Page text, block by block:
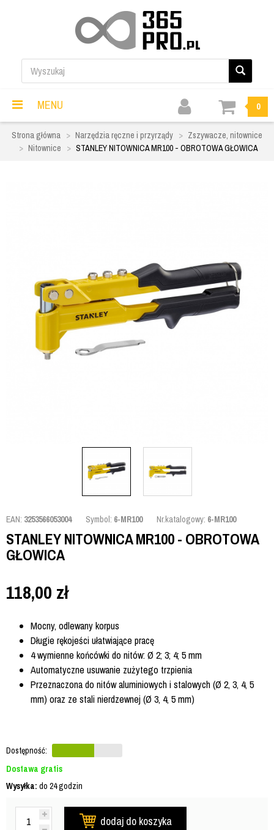
MENU 0
Strona główna Narzędzia ręczne i przyrządy
Zszywacze, nitownice
Nitownice
STANLEY NITOWNICA MR100 - OBROTOWA GŁOWICA
EAN: 3253566053004 Symbol: 6-MR100 Nr.katalogowy: 6-MR100
STANLEY NITOWNICA MR100 - OBROTOWA
GŁOWICA
118,00 zł
Mocny, odlewany korpus
Długie rękojeści ułatwiające pracę
4 wymienne końcówki do nitów: Ø 2; 3; 4; 5 mm
Automatyczne usuwanie zużytego trzpienia
Przeznaczona do nitów aluminiowych i stalowych (Ø 2, 3, 4, 5
mm) oraz ze stali nierdzewnej (Ø 3, 4, 5 mm)
Dostępność:
Dostawa gratis
Wysyłka: do 24 godzin
dodaj do koszyka